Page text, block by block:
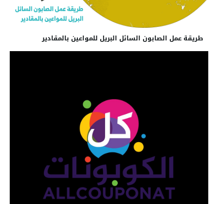
طريقة عمل الصابون السائل البريل للمواعين بالمقادير